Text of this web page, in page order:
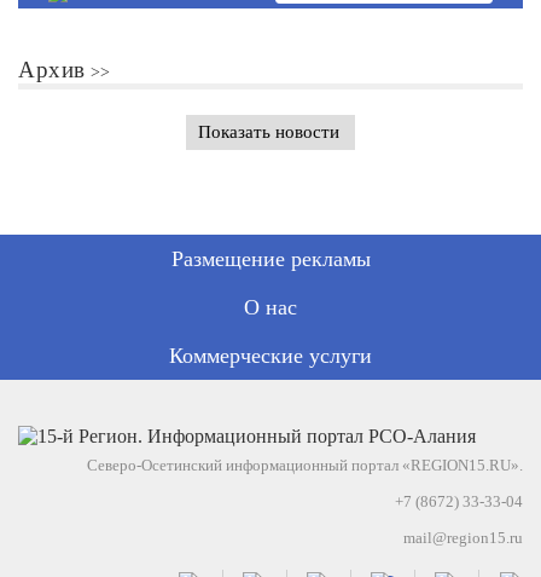
Архив
Показать новости
Размещение рекламы
О нас
Коммерческие услуги
Северо-Осетинский информационный портал «REGION15.RU».
+7 (8672) 33-33-04
mail@region15.ru